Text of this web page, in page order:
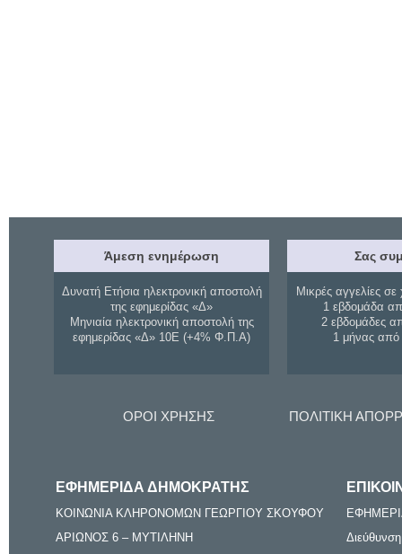
Άμεση ενημέρωση
Δυνατή Ετήσια ηλεκτρονική αποστολή
της εφημερίδας «Δ»
Μηνιαία ηλεκτρονική αποστολή της
εφημερίδας «Δ» 10Ε (+4% Φ.Π.Α)
Σας
Μικρές αγγελίες σε
1 εβδομάδα
2 εβδομάδες
1 μήνας
ΟΡΟΙ ΧΡΗΣΗΣ ΠΟΛΙΤΙΚΗ
ΕΦΗΜΕΡΙΔΑ ΔΗΜΟΚΡΑΤΗΣ
ΚΟΙΝΩΝΙΑ ΚΛΗΡΟΝΟΜΩΝ ΓΕΩΡΓΙΟΥ ΣΚΟΥΦΟΥ
ΑΡΙΩΝΟΣ 6 – ΜΥΤΙΛΗΝΗ